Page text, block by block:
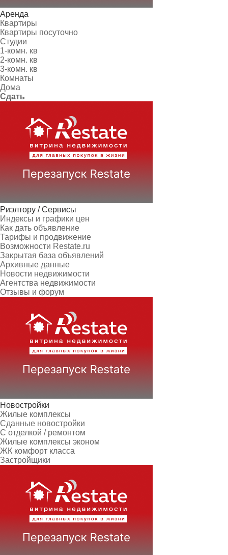
Аренда
Квартиры
Квартиры посуточно
Студии
1-комн. кв
2-комн. кв
3-комн. кв
Комнаты
Дома
Сдать
Риэлтору / Сервисы
Индексы и графики цен
Как дать объявление
Тарифы и продвижение
Возможности Restate.ru
Закрытая база объявлений
Архивные данные
Новости недвижимости
Агентства недвижимости
Отзывы и форум
Новостройки
Жилые комплексы
Сданные новостройки
С отделкой / ремонтом
Жилые комплексы эконом
ЖК комфорт класса
Застройщики